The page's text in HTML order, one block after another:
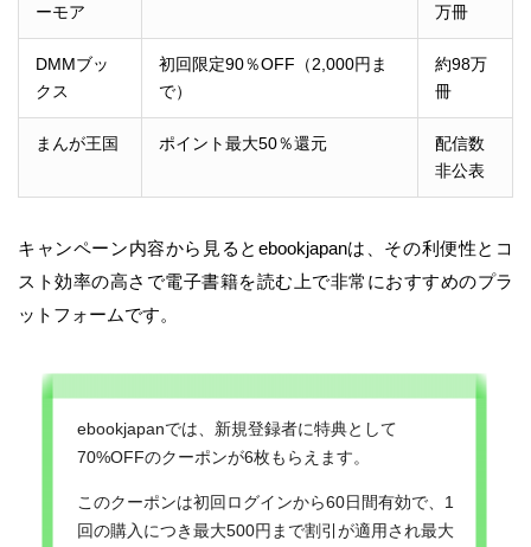
ーモア
万冊
DMMブッ
クス
初回限定90％OFF（2,000円ま
で）
約98万
冊
まんが王国 ポイント最大50％還元
配信数
非公表
キャンペーン内容から見るとebookjapanは、その利便性とコ
スト効率の高さで電子書籍を読む上で非常におすすめのプラ
ットフォームです。
ebookjapanでは、新規登録者に特典として
70%OFFのクーポンが6枚もらえます。
このクーポンは初回ログインから60日間有効で、1
回の購入につき最大500円まで割引が適用され最大